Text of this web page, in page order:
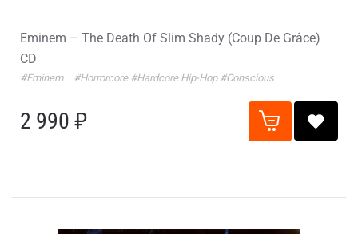
Eminem – The Death Of Slim Shady (Coup De Grâce)
CD
#Eminem #Horrorcore #Hardcore Hip-Hop #Conscious
2 990 ₽